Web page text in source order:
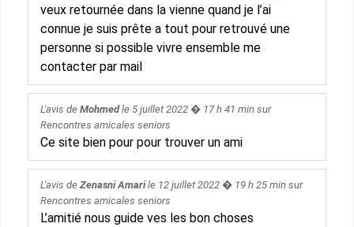
veux retournée dans la vienne quand je l’ai
connue je suis prête a tout pour retrouvé une
personne si possible vivre ensemble me
contacter par mail
L'avis de Mohmedle 5 juillet 2022� 17 h 41 min sur
Rencontres amicales seniors
Ce site bien pour pour trouver un ami
L'avis de Zenasni Amarile 12 juillet 2022� 19 h 25 min sur
Rencontres amicales seniors
L’amitié nous guide ves les bon choses